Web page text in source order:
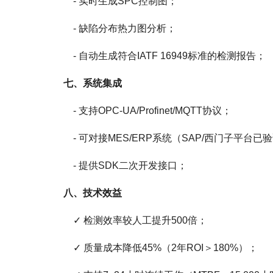
- 缺陷分布热力图分析；
- 自动生成符合IATF 16949标准的检测报告；
七、系统集成
- 支持OPC-UA/Profinet/MQTT协议；
- 可对接MES/ERP系统（SAP/西门子平台已
- 提供SDK二次开发接口；
八、技术效益
✓ 检测效率较人工提升500倍；
✓ 质量成本降低45%（2年ROI＞180%）；